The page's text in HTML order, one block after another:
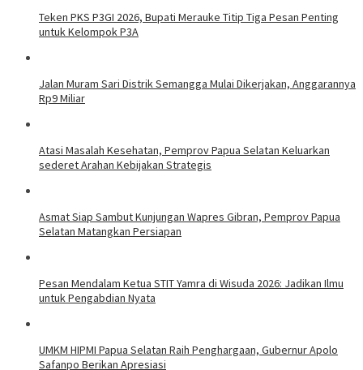
Teken PKS P3GI 2026, Bupati Merauke Titip Tiga Pesan Penting
untuk Kelompok P3A
Jalan Muram Sari Distrik Semangga Mulai Dikerjakan, Anggarannya
Rp9 Miliar
Atasi Masalah Kesehatan, Pemprov Papua Selatan Keluarkan
sederet Arahan Kebijakan Strategis
Asmat Siap Sambut Kunjungan Wapres Gibran, Pemprov Papua
Selatan Matangkan Persiapan
Pesan Mendalam Ketua STIT Yamra di Wisuda 2026: Jadikan Ilmu
untuk Pengabdian Nyata
UMKM HIPMI Papua Selatan Raih Penghargaan, Gubernur Apolo
Safanpo Berikan Apresiasi